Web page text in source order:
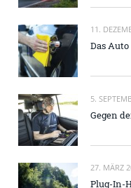
11.
Das
5.
Gegen
27. MÄRZ
Plug-In-